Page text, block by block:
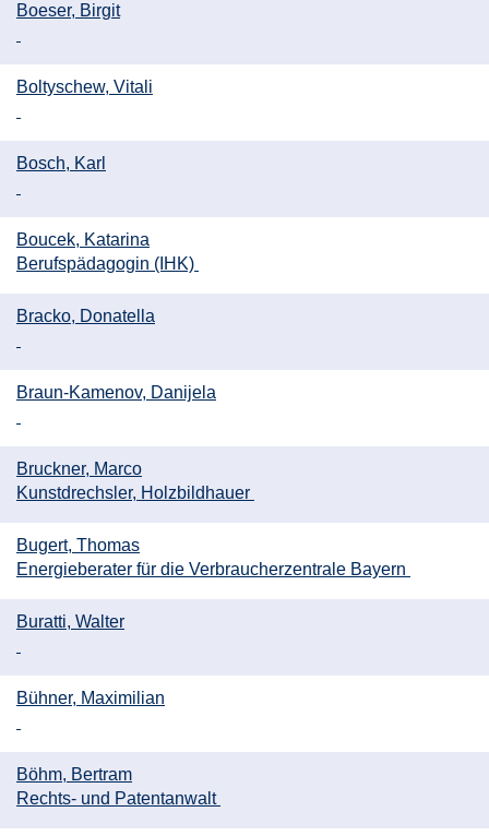
Boeser, Birgit
Boltyschew, Vitali
Bosch, Karl
Boucek, Katarina
Berufspädagogin (IHK)
Bracko, Donatella
Braun-Kamenov, Danijela
Bruckner, Marco
Kunstdrechsler, Holzbildhauer
Bugert, Thomas
Energieberater für die Verbraucherzentrale Bayern
Buratti, Walter
Bühner, Maximilian
Böhm, Bertram
Rechts- und Patentanwalt